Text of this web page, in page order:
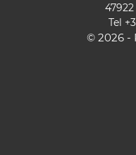
Tel
© 2026 -